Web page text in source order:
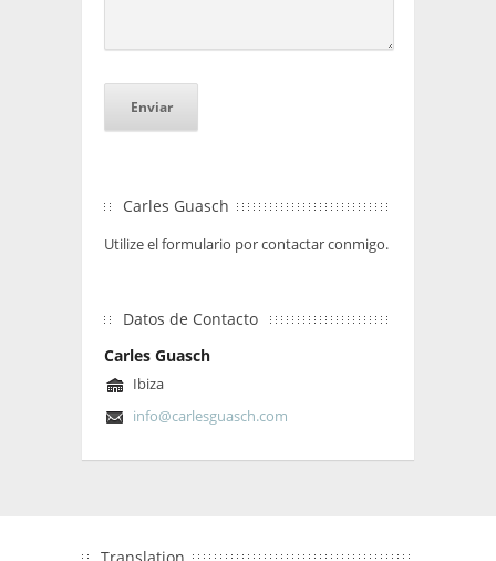
Carles Guasch
Utilize el formulario por contactar conmigo.
Datos de Contacto
Carles Guasch
Ibiza
info@carlesguasch.com